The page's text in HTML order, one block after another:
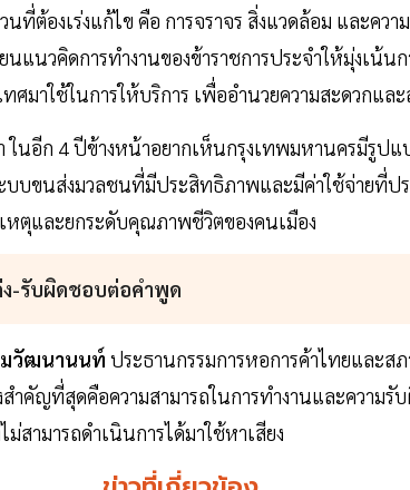
นที่ต้องเร่งแก้ไข คือ การจราจร สิ่งแวดล้อม และค
แนวคิดการทำงานของข้าราชการประจำให้มุ่งเน้น
ศมาใช้ในการให้บริการ เพื่ออำนวยความสะดวกแล
ในอีก 4 ปีข้างหน้าอยากเห็นกรุงเทพมหานครมีรูป
บขนส่งมวลชนที่มีประสิทธิภาพและมีค่าใช้จ่ายที่ประ
หตุและยกระดับคุณภาพชีวิตของคนเมือง
ง-รับผิดชอบต่อคำพูด
มวัฒนานนท์ ประธานกรรมการหอการค้าไทยและส
สำคัญที่สุดคือความสามารถในการทำงานและควา
ม่สามารถดำเนินการได้มาใช้หาเสียง